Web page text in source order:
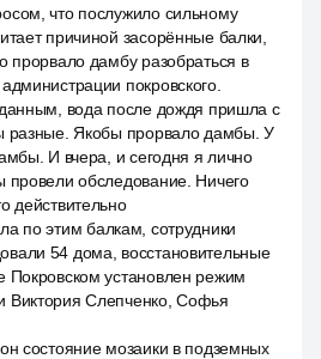
что послужило сильному
причиной засорённые балки,
прорвало дамбу разобраться в
покровского.
вода после дождя пришла с
разные. Якобы прорвало дамбы. У
И вчера, и сегодня я лично
обследование. Ничего
действительно
по этим балкам, сотрудники
54 дома, восстановительные
Покровском установлен режим
Виктория Слепченко, Софья
состояние мозаики в подземных